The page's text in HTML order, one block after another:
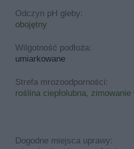
Odczyn pH gleby:
obojętny
Wilgotność podłoża:
umiarkowane
Strefa mrozoodporności:
roślina ciepłolubna,
Dogodne miejsca uprawy: